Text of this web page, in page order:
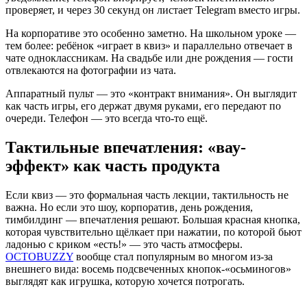
проверяет, и через 30 секунд он листает Telegram вместо игры.
На корпоративе это особенно заметно. На школьном уроке —
тем более: ребёнок «играет в квиз» и параллельно отвечает в
чате одноклассникам. На свадьбе или дне рождения — гости
отвлекаются на фотографии из чата.
Аппаратный пульт — это «контракт внимания». Он выглядит
как часть игры, его держат двумя руками, его передают по
очереди. Телефон — это всегда что-то ещё.
Тактильные впечатления: «вау-
эффект» как часть продукта
Если квиз — это формальная часть лекции, тактильность не
важна. Но если это шоу, корпоратив, день рождения,
тимбилдинг — впечатления решают. Большая красная кнопка,
которая чувствительно щёлкает при нажатии, по которой бьют
ладонью с криком «есть!» — это часть атмосферы.
OCTOBUZZY вообще стал популярным во многом из-за
внешнего вида: восемь подсвеченных кнопок-«осьминогов»
выглядят как игрушка, которую хочется потрогать.